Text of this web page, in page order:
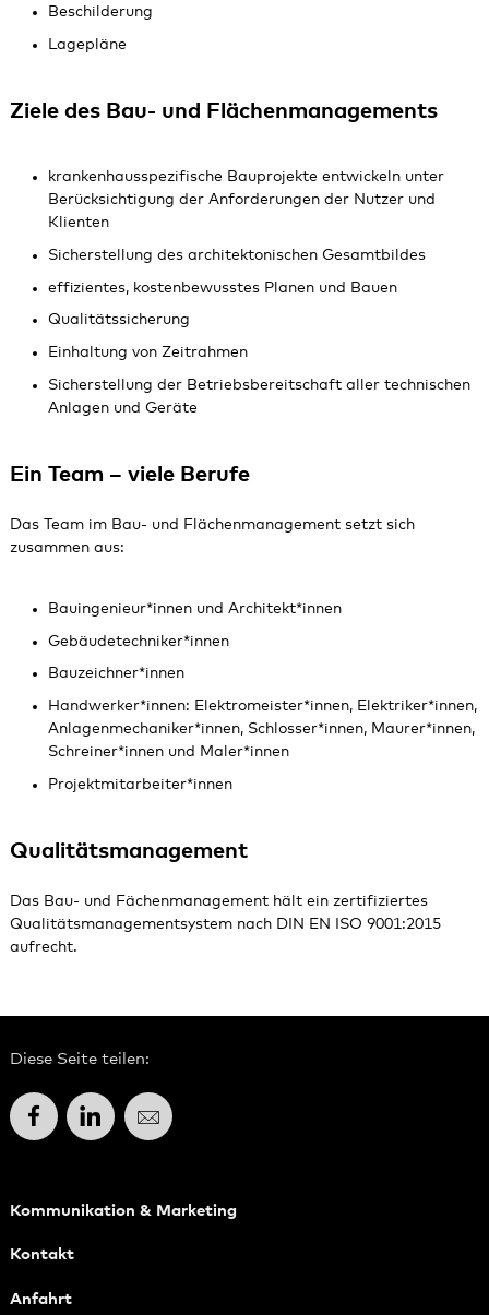
Beschilderung
Lagepläne
Ziele des Bau- und Flächenmanagements
krankenhausspezifische Bauprojekte entwickeln unter
Berücksichtigung der Anforderungen der Nutzer und
Klienten
Sicherstellung des architektonischen Gesamtbildes
effizientes, kostenbewusstes Planen und Bauen
Qualitätssicherung
Einhaltung von Zeitrahmen
Sicherstellung der Betriebsbereitschaft aller technischen
Anlagen und Geräte
Ein Team – viele Berufe
Das Team im Bau- und Flächenmanagement setzt sich
zusammen aus:
Bauingenieur*innen und Architekt*innen
Gebäudetechniker*innen
Bauzeichner*innen
Handwerker*innen: Elektromeister*innen, Elektriker*innen,
Anlagenmechaniker*innen, Schlosser*innen, Maurer*innen,
Schreiner*innen und Maler*innen
Projektmitarbeiter*innen
Qualitätsmanagement
Das Bau- und Fächenmanagement hält ein zertifiziertes
Qualitätsmanagementsystemnach DIN EN ISO 9001:2015
aufrecht.
Diese Seite teilen:
FacebookLinkedInE-Mail
Kommunikation & Marketing
Kontakt
Anfahrt